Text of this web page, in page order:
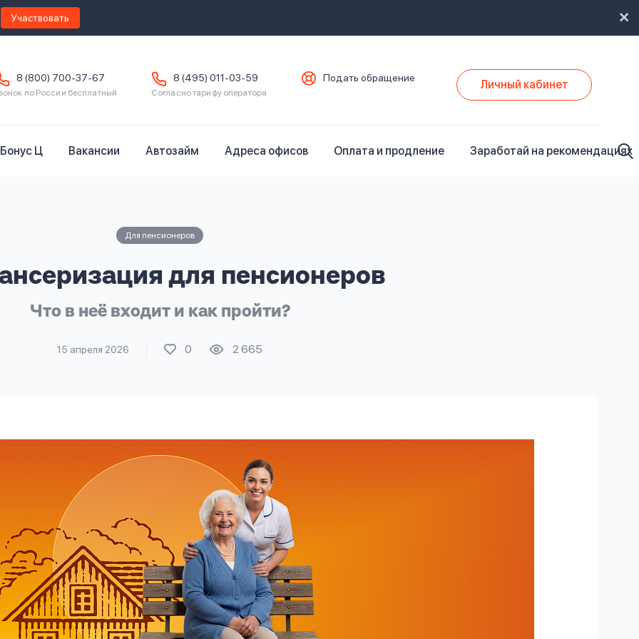
Участвовать
8 (800) 700-37-67
по России бесплатный
8 (495) 011-03-59
Согласно тарифу оператора
Подать обращение Личный кабинет
Бонус Ц Вакансии Автозайм Адреса офисов Оплата и продление Заработай на рекомендациях
Для пенсионеров
для пенсионеров
Что в неё входит и как пройти?
15 апреля 2026 0 2 665